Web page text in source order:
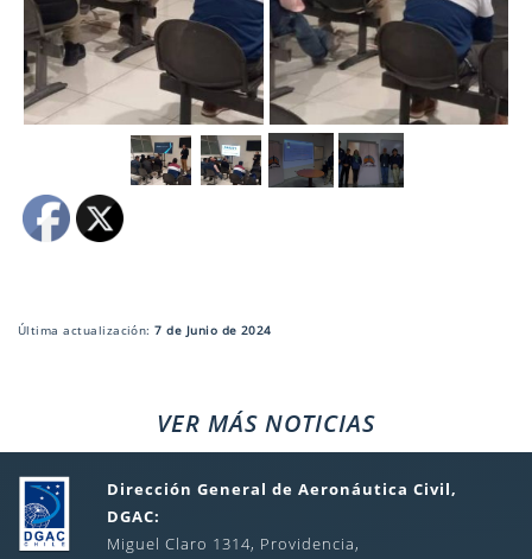
Última actualización:7 de Junio de 2024
VER MÁS NOTICIAS
Dirección General de Aeronáutica Civil,
DGAC:
Miguel Claro 1314, Providencia,